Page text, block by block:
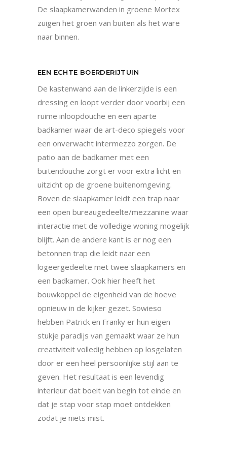
De slaapkamerwanden in groene Mortex
zuigen het groen van buiten als het ware
naar binnen.
EEN ECHTE BOERDERIJTUIN
De kastenwand aan de linkerzijde is een
dressing en loopt verder door voorbij een
ruime inloopdouche en een aparte
badkamer waar de art-deco spiegels voor
een onverwacht intermezzo zorgen. De
patio aan de badkamer met een
buitendouche zorgt er voor extra licht en
uitzicht op de groene buitenomgeving.
Boven de slaapkamer leidt een trap naar
een open bureaugedeelte/mezzanine waar
interactie met de volledige woning mogelijk
blijft. Aan de andere kant is er nog een
betonnen trap die leidt naar een
logeergedeelte met twee slaapkamers en
een badkamer. Ook hier heeft het
bouwkoppel de eigenheid van de hoeve
opnieuw in de kijker gezet. Sowieso
hebben Patrick en Franky er hun eigen
stukje paradijs van gemaakt waar ze hun
creativiteit volledig hebben op losgelaten
door er een heel persoonlijke stijl aan te
geven. Het resultaat is een levendig
interieur dat boeit van begin tot einde en
dat je stap voor stap moet ontdekken
zodat je niets mist.